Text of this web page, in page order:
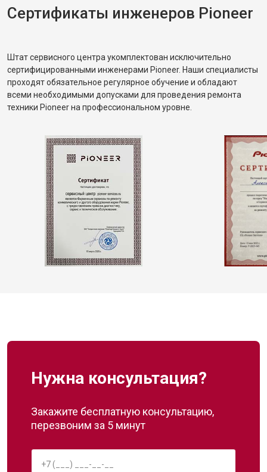
Сертификаты инженеров Pioneer
Штат сервисного центра укомплектован исключительно
сертифицированными инженерами Pioneer. Наши специалисты
проходят обязательное регулярное обучение и обладают
всеми необходимыми допусками для проведения ремонта
техники Pioneer на профессиональном уровне.
Нужна консультация?
Закажите бесплатную консультацию,
перезвоним за 5 минут